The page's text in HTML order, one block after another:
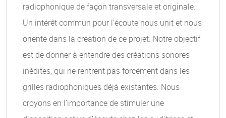
radiophonique de façon transversale et originale.
Un intérêt commun pour l’écoute nous unit et nous
oriente dans la création de ce projet. Notre objectif
est de donner à entendre des créations sonores
inédites, qui ne rentrent pas forcément dans les
grilles radiophoniques déjà existantes. Nous
croyons en l’importance de stimuler une